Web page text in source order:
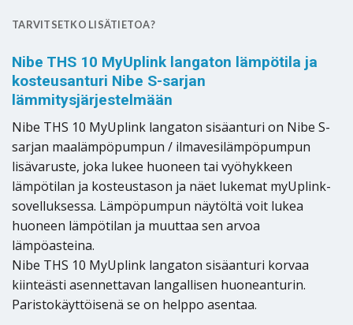
TARVITSETKO LISÄTIETOA?
Nibe THS 10 MyUplink langaton lämpötila ja
kosteusanturi Nibe S-sarjan
lämmitysjärjestelmään
Nibe THS 10 MyUplink langaton sisäanturi on Nibe S-
sarjan maalämpöpumpun / ilmavesilämpöpumpun
lisävaruste, joka lukee huoneen tai vyöhykkeen
lämpötilan ja kosteustason ja näet lukemat myUplink-
sovelluksessa. Lämpöpumpun näytöltä voit lukea
huoneen lämpötilan ja muuttaa sen arvoa
lämpöasteina.
Nibe THS 10 MyUplink langaton sisäanturi korvaa
kiinteästi asennettavan langallisen huoneanturin.
Paristokäyttöisenä se on helppo asentaa.